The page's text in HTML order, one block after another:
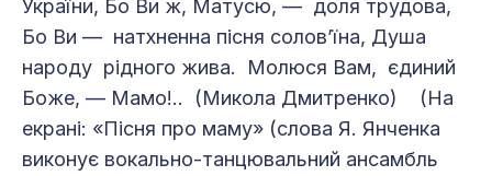
України, Бо Ви ж, Матусю, — доля трудова,
Бо Ви — натхненна пісня солов’їна, Душа
народу рідного жива. Молюся Вам, єдиний
Боже, — Мамо!.. (Микола Дмитренко) (На
екрані: «Пісня про маму» (слова Я. Янченка
виконує вокально-танцювальний ансамбль